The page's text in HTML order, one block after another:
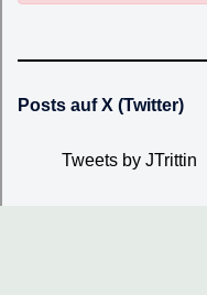
Posts auf X (Twitter)
Tweets by JTrittin